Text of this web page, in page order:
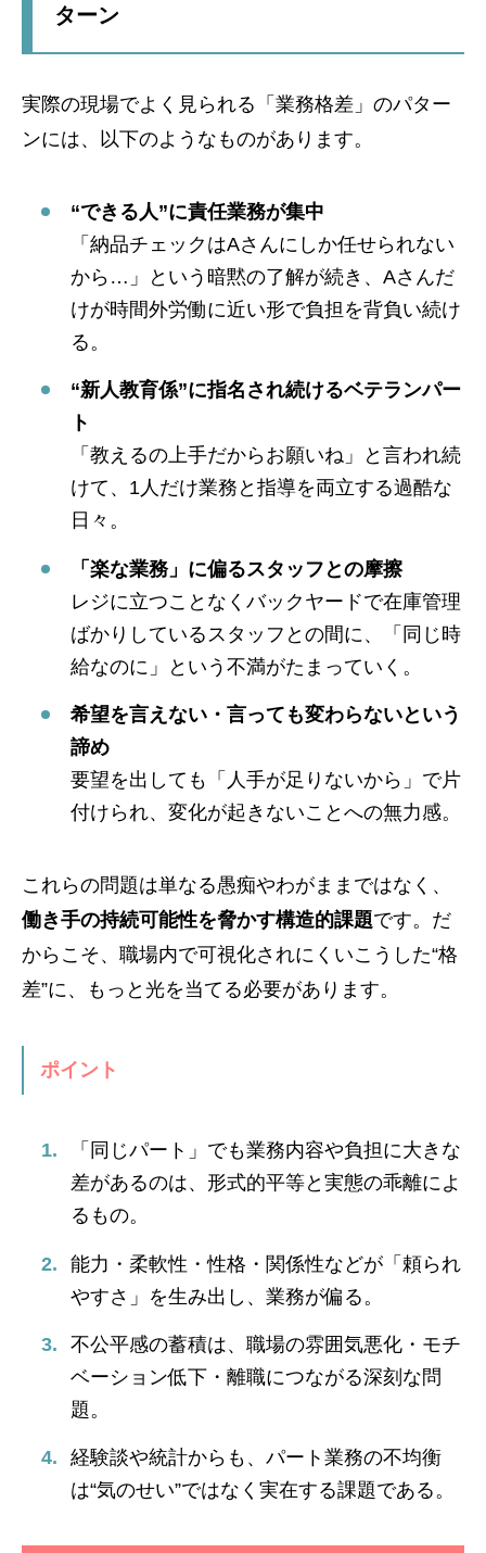
ターン
実際の現場でよく見られる「業務格差」のパター
ンには、以下のようなものがあります。
“できる人”に責任業務が集中
「納品チェックはAさんにしか任せられない
から…」という暗黙の了解が続き、Aさんだ
けが時間外労働に近い形で負担を背負い続け
る。
“新人教育係”に指名され続けるベテランパー
ト
「教えるの上手だからお願いね」と言われ続
けて、1人だけ業務と指導を両立する過酷な
日々。
「楽な業務」に偏るスタッフとの摩擦
レジに立つことなくバックヤードで在庫管理
ばかりしているスタッフとの間に、「同じ時
給なのに」という不満がたまっていく。
希望を言えない・言っても変わらないという
諦め
要望を出しても「人手が足りないから」で片
付けられ、変化が起きないことへの無力感。
これらの問題は単なる愚痴やわがままではなく、
働き手の持続可能性を脅かす構造的課題です。だ
からこそ、職場内で可視化されにくいこうした“格
差”に、もっと光を当てる必要があります。
ポイント
「同じパート」でも業務内容や負担に大きな
差があるのは、形式的平等と実態の乖離によ
るもの。
能力・柔軟性・性格・関係性などが「頼られ
やすさ」を生み出し、業務が偏る。
不公平感の蓄積は、職場の雰囲気悪化・モチ
ベーション低下・離職につながる深刻な問
題。
経験談や統計からも、パート業務の不均衡
は“気のせい”ではなく実在する課題である。